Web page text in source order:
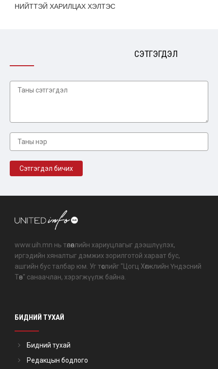
НИЙТТЭЙ ХАРИЛЦАХ ХЭЛТЭС
СЭТГЭГДЭЛ
www.uih.mn нь төлөөллийн хариуцлагыг дээшлүүлэх,
иргэдийн хяналтыг дэмжих зорилготой хараат бус,
ашгийн бус талбар юм. Уг төслийг "Цогц Хөгжлийн Үндэсний
Төв" санаачлан, хэрэгжүүлж байна.
БИДНИЙ ТУХАЙ
Бидний тухай
Редакцын бодлого